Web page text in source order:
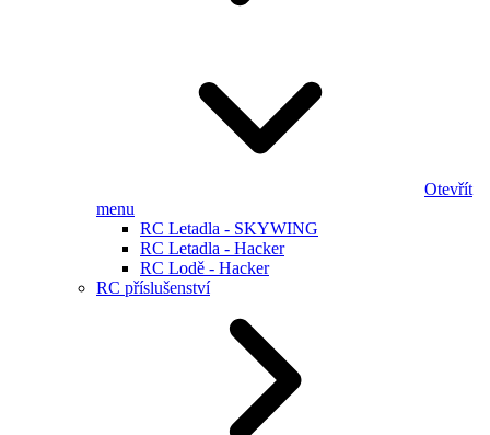
Otevřít
menu
RC Letadla - SKYWING
RC Letadla - Hacker
RC Lodě - Hacker
RC příslušenství